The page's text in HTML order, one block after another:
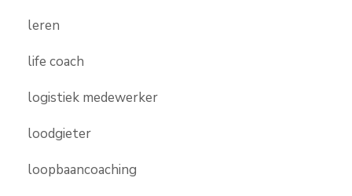
leren
life coach
logistiek medewerker
loodgieter
loopbaancoaching